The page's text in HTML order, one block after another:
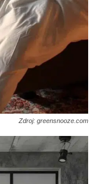
Zdroj: greensnooze.com